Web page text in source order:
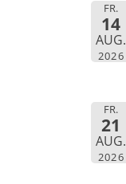
FR.
14
AUG.
2026
FR.
21
AUG.
2026